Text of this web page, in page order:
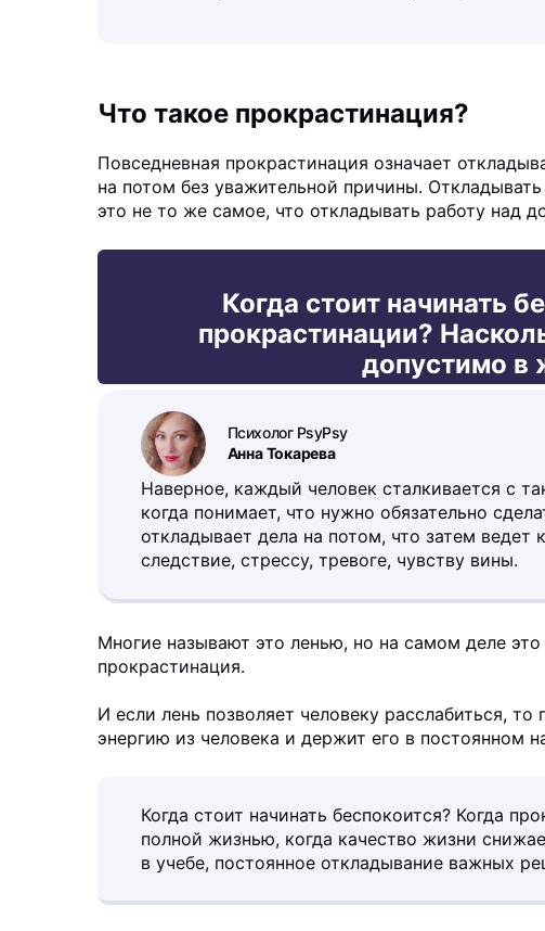
Что такое прокрастинация?
Повседневная прокрастинация означает
на потом без уважительной причины.
это не то же самое, что откладывать работу над
Когда стоит начинать
прокрастинации?
допустимо в
Анна Токарева
Психолог PsyPsy
Наверное, каждый человек сталкивается с
когда понимает, что нужно обязательно
откладывает дела на потом, что затем
следствие, стрессу, тревоге, чувству вины.
Многие называют это ленью, но на самом деле
прокрастинация.
И если лень позволяет человеку расслабиться,
энергию из человека и держит его в постоянном
Когда стоит начинать беспокоится? Когда
полной жизнью, когда качество жизни
в учебе, постоянное откладывание важных